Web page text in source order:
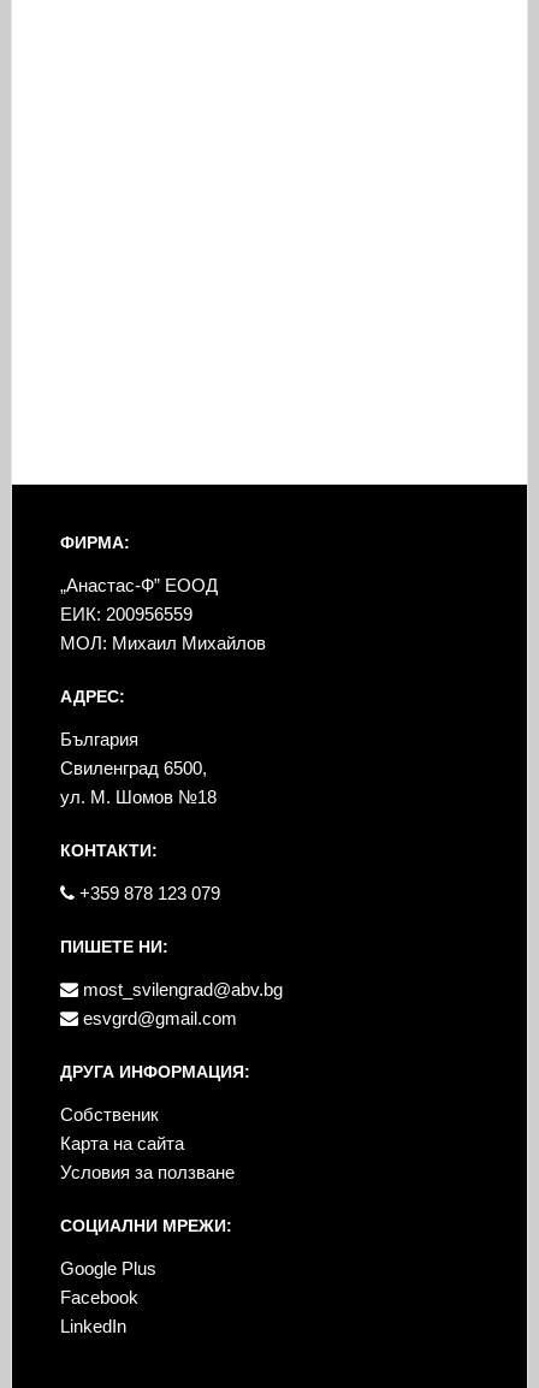
ФИРМА:
„Анастас-Ф” ЕООД
ЕИК: 200956559
МОЛ: Михаил Михайлов
АДРЕС:
България
Свиленград 6500,
ул. М. Шомов №18
КОНТАКТИ:
+359 878 123 079
ПИШЕТЕ НИ:
most_svilengrad@abv.bg
esvgrd@gmail.com
ДРУГА ИНФОРМАЦИЯ:
Собственик
Карта на сайта
Условия за ползване
СОЦИАЛНИ МРЕЖИ:
Google Plus
Facebook
LinkedIn